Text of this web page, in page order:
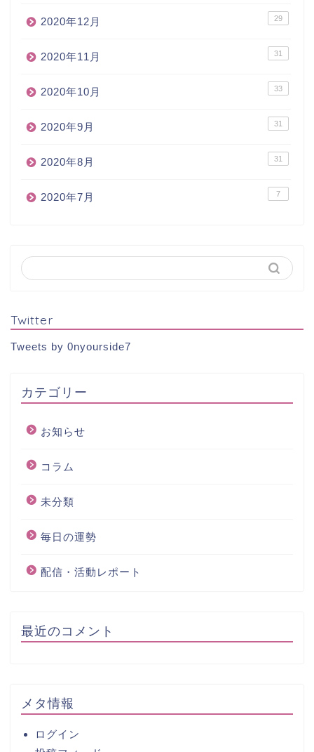
2020年12月 29
2020年11月 31
2020年10月 33
2020年9月 31
2020年8月 31
2020年7月 7
Twitter
Tweets by 0nyourside7
カテゴリー
お知らせ
コラム
未分類
毎日の運勢
配信・活動レポート
最近のコメント
メタ情報
ログイン